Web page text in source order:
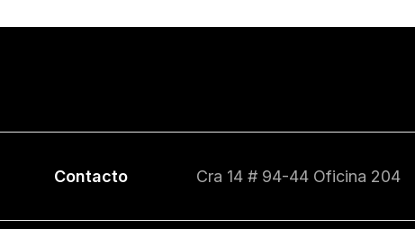
Contacto Cra 14 # 94-44 Oficina 204